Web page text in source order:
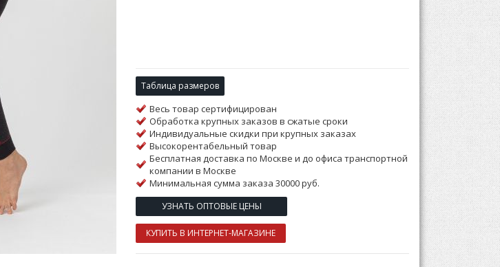
Таблица размеров
Весь товар сертифицирован
Обработка крупных заказов в сжатые сроки
Индивидуальные скидки при крупных заказах
Высокорентабельный товар
Бесплатная доставка по Москве и до офиса транспортной
компании в Москве
Минимальная сумма заказа 30000 руб.
УЗНАТЬ ОПТОВЫЕ ЦЕНЫ
КУПИТЬ В ИНТЕРНЕТ-МАГАЗИНЕ